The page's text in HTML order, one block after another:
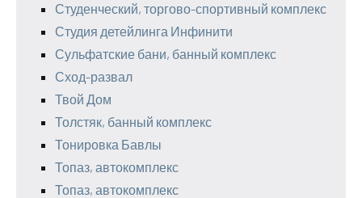
Студенческий, торгово-спортивный комплекс
Студия детейлинга Инфинити
Сульфатские бани, банный комплекс
Сход-развал
Твой Дом
Толстяк, банный комплекс
Тонировка Бавлы
Топаз, автокомплекс
Топаз, автокомплекс